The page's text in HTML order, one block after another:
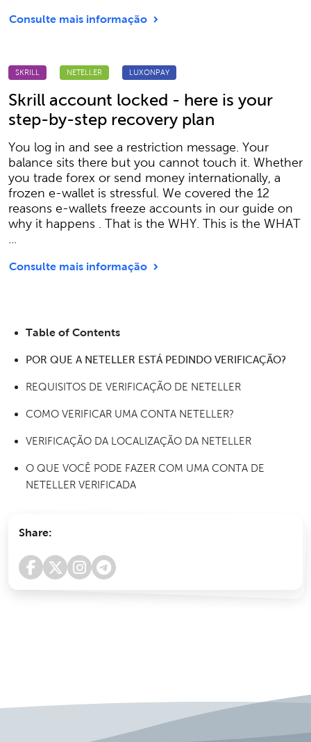
Table of Contents
POR QUE A NETELLER ESTÁ PEDINDO VERIFICAÇÃO?
REQUISITOS DE VERIFICAÇÃO DE NETELLER
COMO VERIFICAR UMA CONTA NETELLER?
VERIFICAÇÃO DA LOCALIZAÇÃO DA NETELLER
O QUE VOCÊ PODE FAZER COM UMA CONTA DE
NETELLER VERIFICADA
Share:
Consulte mais informação
SKRILL NETELLER LUXONPAY
Skrill account locked - here is your
step-by-step recovery plan
You log in and see a restriction message. Your
balance sits there but you cannot touch it. Whether
you trade forex or send money internationally, a
frozen e-wallet is stressful. We covered the 12
reasons e-wallets freeze accounts in our guide on
why it happens . That is the WHY. This is the WHAT
...
Consulte mais informação